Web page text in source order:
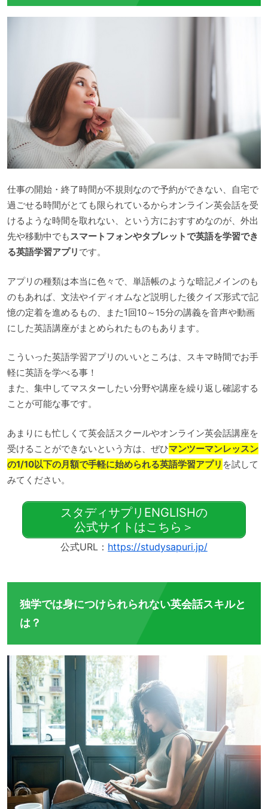
仕事の開始・終了時間が不規則なので予約ができない、自宅で
過ごせる時間がとても限られているからオンライン英会話を受
けるような時間を取れない、という方におすすめなのが、外出
先や移動中でもスマートフォンやタブレットで英語を学習でき
る英語学習アプリ です。
アプリの種類は本当に色々で、単語帳のような暗記メインのも
のもあれば、文法やイディオムなど説明した後クイズ形式で記
憶の定着を進めるもの、また1回10～15分の講義を音声や動画
にした英語講座がまとめられたものもあります。
こういった英語学習アプリのいいところは、スキマ時間でお手
軽に英語を学べる事！
また、集中してマスターしたい分野や講座を繰り返し確認する
ことが可能な事です。
あまりにも忙しくて英会話スクールやオンライン英会話講座を
受けることができないという方は、ぜひマンツーマンレッスン
の1/10以下の月額で手軽に始められる英語学習アプリ を試して
みてください。
スタディサプリENGLISHの
公式サイトはこちら＞
公式URL： https://studysapuri.jp/
独学では身につけられられない英会話スキルと
は？